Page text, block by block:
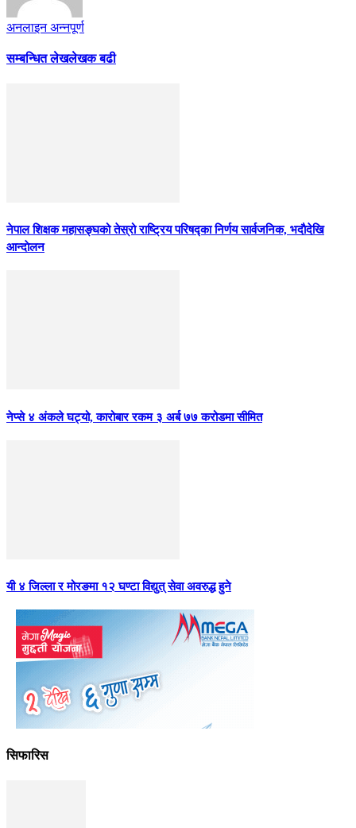
अनलाइन अन्नपूर्ण
सम्बन्धित लेखलेखक बढी
नेपाल शिक्षक महासङ्घको तेस्रो राष्ट्रिय परिषद्का निर्णय सार्वजनिक, भदाैदेखि
आन्दाेलन
नेप्से ४ अंकले घट्यो, कारोबार रकम ३ अर्ब ७७ करोडमा सीमित
यी ४ जिल्ला र मोरङमा १२ घण्टा विद्युत् सेवा अवरुद्ध हुने
सिफारिस